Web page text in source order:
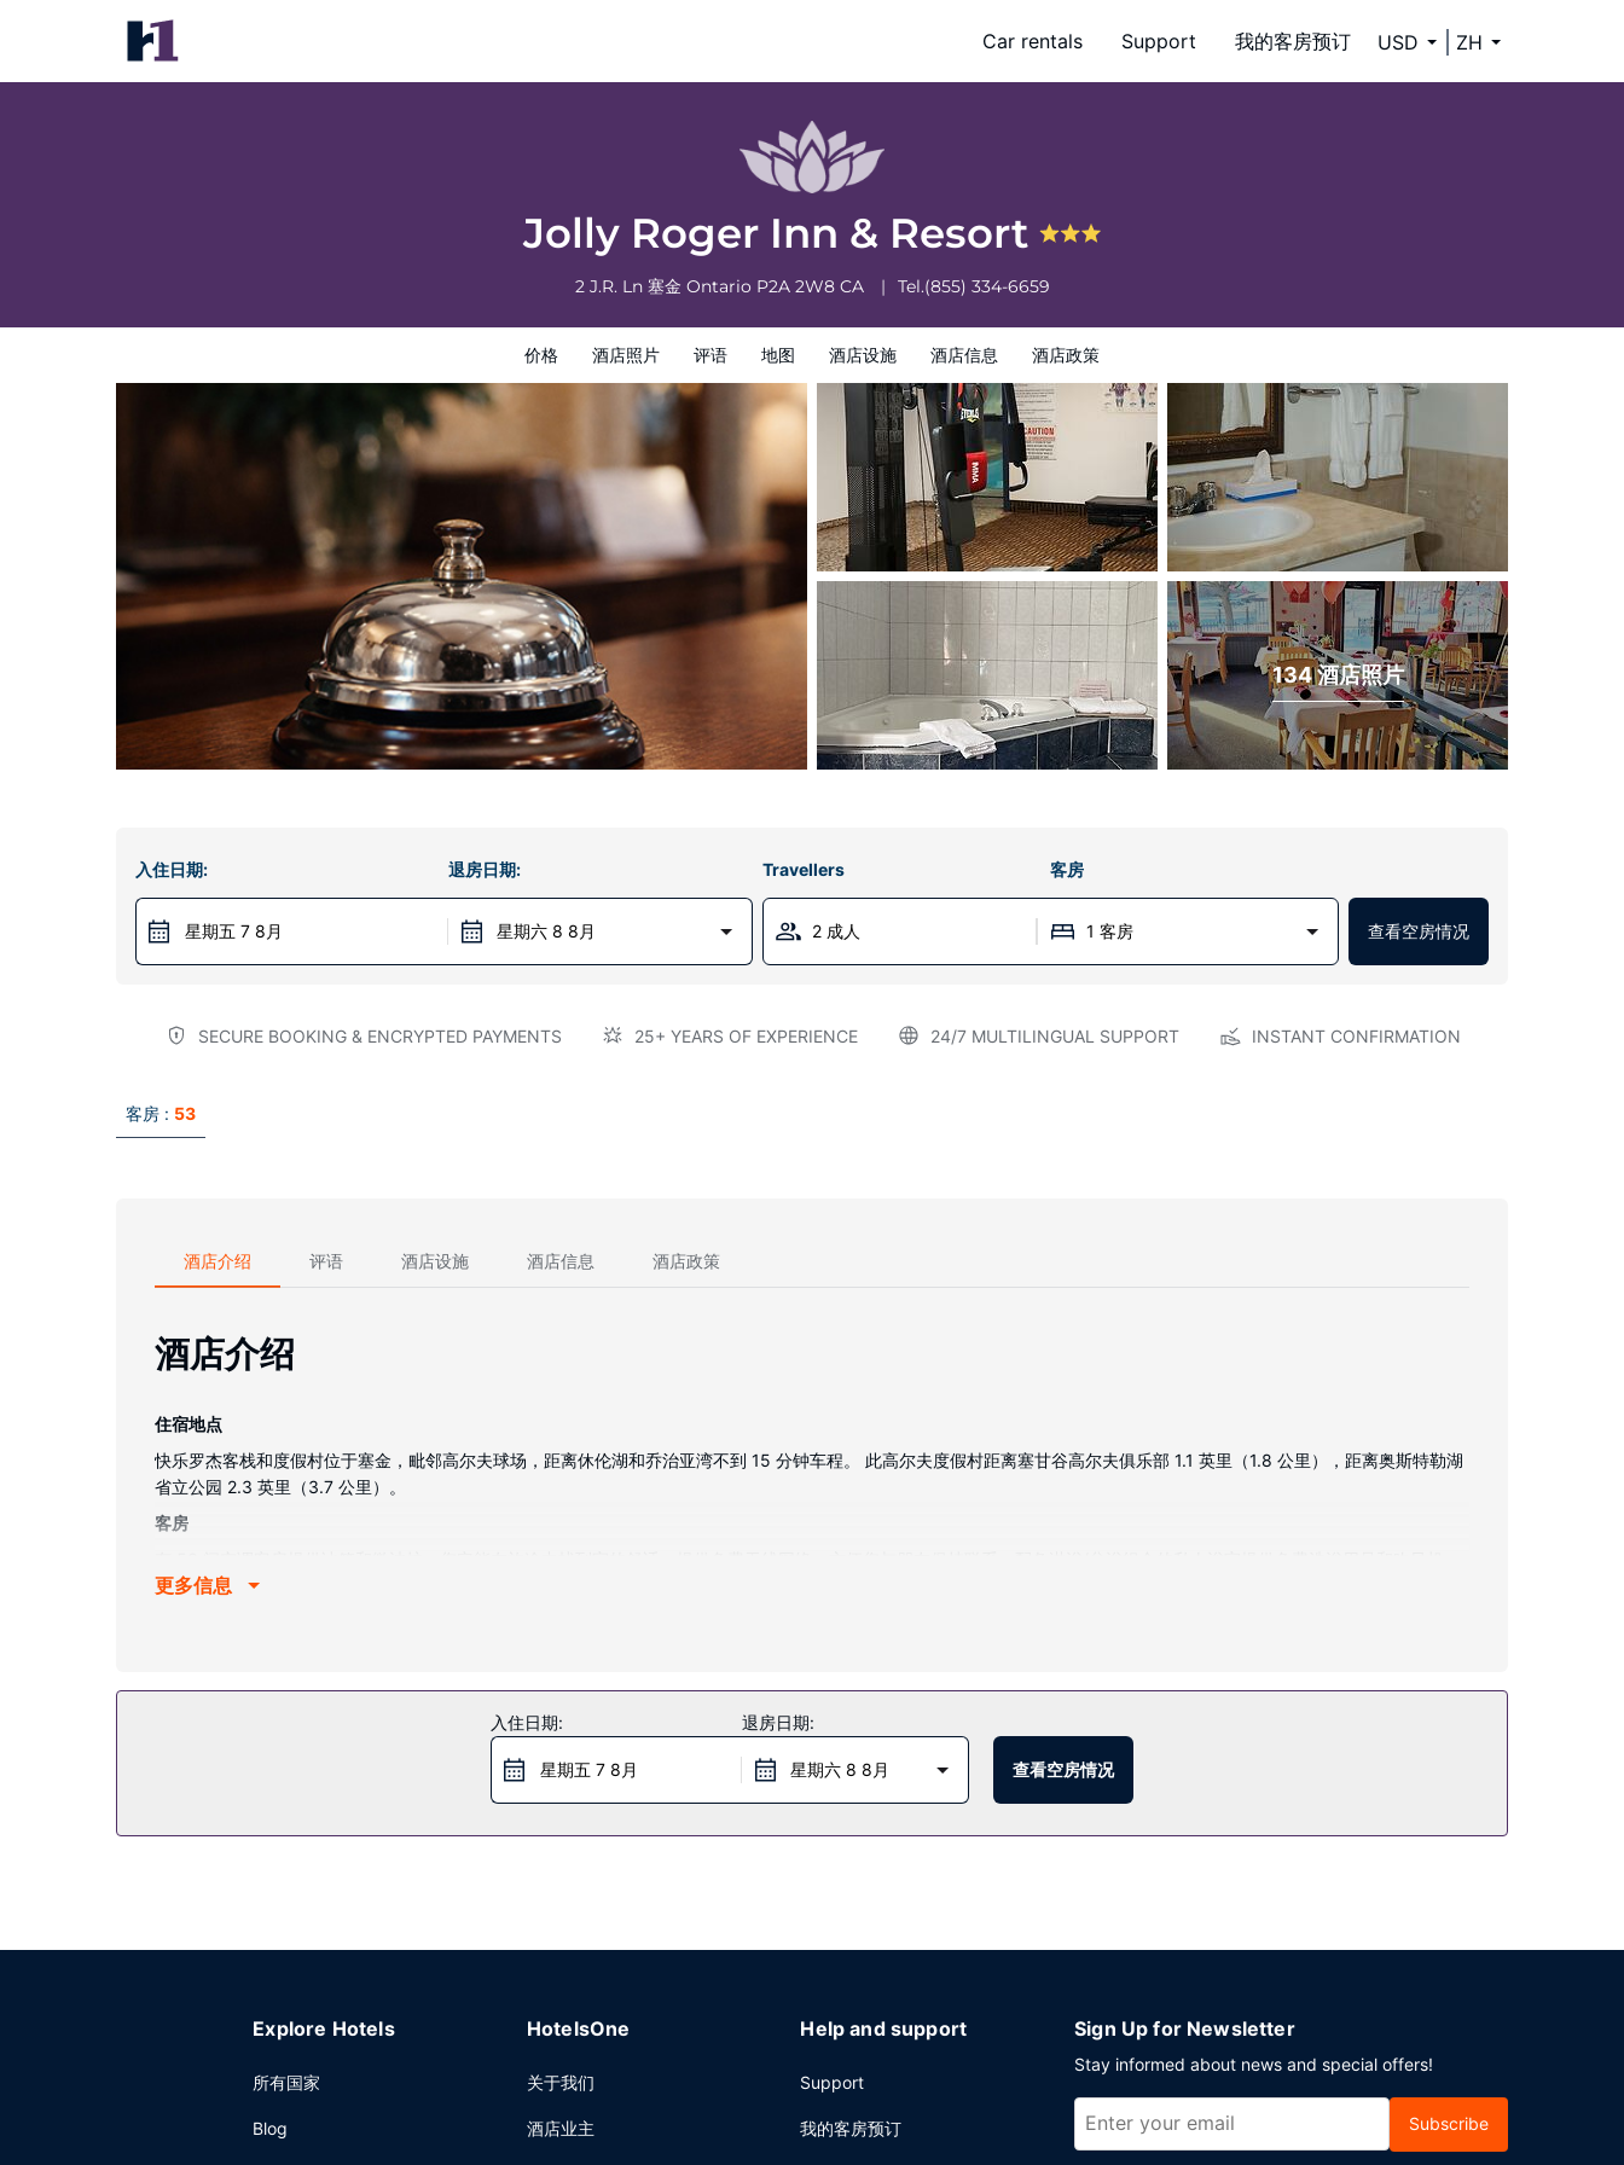
Car rentals Support 我的客房预订 USD ZH
Jolly Roger Inn & Resort
2 J.R. Ln 塞金 Ontario P2A 2W8 CA Tel.(855) 334-6659
价格 酒店照片 评语 地图 酒店设施 酒店信息 酒店政策
Jolly Roger Inn & Resort
价格 酒店照片
134 酒店照片
入住日期:
星期五 7 8月
退房日期:
星期六 8 8月
Travellers 客房
2 成人 1 客房 查看空房情况
SECURE BOOKING & ENCRYPTED PAYMENTS 25+ YEARS OF EXPERIENCE 24/7 MULTILINGUAL SUPPORT INSTANT CONFIRMATION
客房 : 53
酒店介绍 评语 酒店设施 酒店信息 酒店政策
酒店介绍
住宿地点
快乐罗杰客栈和度假村位于塞金，毗邻高尔夫球场，距离休伦湖和乔治亚湾不到 15 分钟车程。 此高尔夫度假村距离塞甘谷高尔夫俱乐部 1.1 英里（1.8 公里），距离奥斯特勒湖
省立公园 2.3 英里（3.7 公里）。
客房
便利设施包括电话，以及书桌和茶具/咖啡用具。
餐厅
您可以去Jolly Roger Restaurant家庭餐馆享用本地与国际菜，也可在这里的酒吧/酒廊小酌一杯，放松一下。或者可以待在房间里，享受客房送餐服务。每日 07:30 至 10:30 提
更多信息
入住日期:
星期五 7 8月
退房日期:
星期六 8 8月 查看空房情况
Explore Hotels
所有国家
Blog
HotelsOne
关于我们
酒店业主
Help and support
Support
我的客房预订
Sign Up for Newsletter
Stay informed about news and special offers!
Subscribe